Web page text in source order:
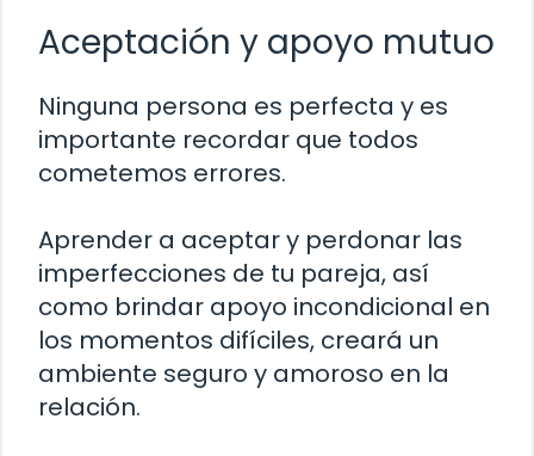
Aceptación y apoyo mutuo
Ninguna persona es perfecta y es
importante recordar que todos
cometemos errores.
Aprender a aceptar y perdonar las
imperfecciones de tu pareja, así
como brindar apoyo incondicional en
los momentos difíciles, creará un
ambiente seguro y amoroso en la
relación.